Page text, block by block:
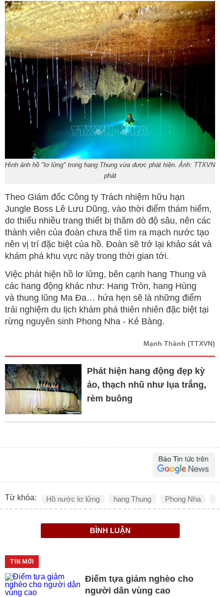
Hình ảnh hồ "lơ lửng" trong hang Thung vừa được phát hiện. Ảnh: TTXVN
phát
Theo Giám đốc Công ty Trách nhiệm hữu hạn
Jungle Boss Lê Lưu Dũng, vào thời điểm thám hiểm,
do thiếu nhiều trang thiết bị thăm dò độ sâu, nên các
thành viên của đoàn chưa thể tìm ra mạch nước tạo
nên vị trí đặc biệt của hồ. Đoàn sẽ trở lại khảo sát và
khám phá khu vực này trong thời gian tới.
Việc phát hiện hồ lơ lửng, bên cạnh hang Thung và
các hang động khác như: Hang Tròn, hang Hùng
và thung lũng Ma Đa… hứa hẹn sẽ là những điểm
trải nghiệm du lịch khám phá thiên nhiên đặc biệt tại
rừng nguyên sinh Phong Nha - Kẻ Bàng.
Mạnh Thành (TTXVN)
Phát hiện hang động đẹp kỳ
ảo, thạch nhũ như lụa trắng,
rèm buông
Từ khóa: Hồ nước lơ lửng hang Thung Phong Nha
BÌNH LUẬN
TIN MỚI
Điểm tựa giảm nghèo cho
người dân vùng cao